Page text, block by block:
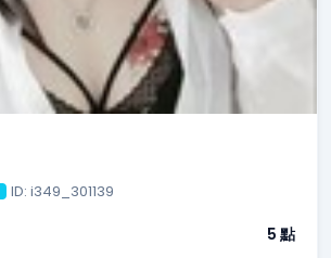
ID: i349_301139
5 點